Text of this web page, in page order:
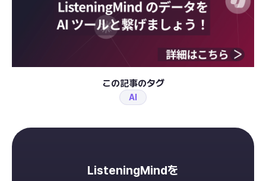
この記事のタグ
AI
ListeningMindを